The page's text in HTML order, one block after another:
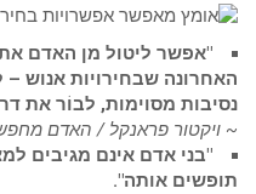
"אפשר ליטול מן האדם
האחרונה שבחירויות אנוש –
נסיבות מסוימות, לבוֹר את
~ ויקטור פראנקל / האדם מחפש
"בני אדם אינם מגיבים
תופשים אותה".